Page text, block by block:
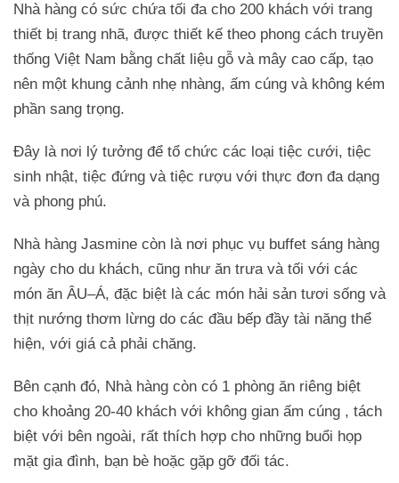
Nhà hàng có sức chứa tối đa cho 200 khách với trang
thiết bị trang nhã, được thiết kế theo phong cách truyền
thống Việt Nam bằng chất liệu gỗ và mây cao cấp, tạo
nên một khung cảnh nhẹ nhàng, ấm cúng và không kém
phần sang trọng.
Đây là nơi lý tưởng để tổ chức các loại tiệc cưới, tiệc
sinh nhật, tiệc đứng và tiệc rượu với thực đơn đa dạng
và phong phú.
Nhà hàng Jasmine còn là nơi phục vụ buffet sáng hàng
ngày cho du khách, cũng như ăn trưa và tối với các
món ăn ÂU–Á, đặc biệt là các món hải sản tươi sống và
thịt nướng thơm lừng do các đầu bếp đầy tài năng thể
hiện, với giá cả phải chăng.
Bên cạnh đó, Nhà hàng còn có 1 phòng ăn riêng biệt
cho khoảng 20-40 khách với không gian ấm cúng , tách
biệt với bên ngoài, rất thích hợp cho những buổi họp
mặt gia đình, bạn bè hoặc gặp gỡ đối tác.